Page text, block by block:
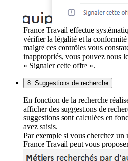
France Travail effectue
vérifier la légalité et la
malgré ces contrôles vous
inappropriés, vous pouvez nous
« Signaler cette offre ».
8. Suggestions de recherche
En fonction de la recherche
afficher des suggestions de
suggestions sont calculées en
avez saisis.
Par exemple si vous cherchez
France Travail peut vous